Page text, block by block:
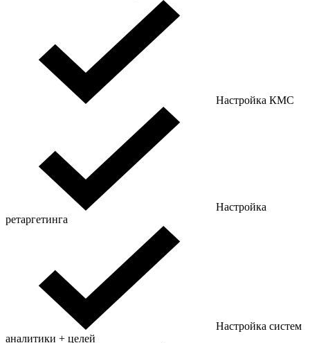
Настройка КМС
Настройка
ретаргетинга
Настройка систем
аналитики + целей